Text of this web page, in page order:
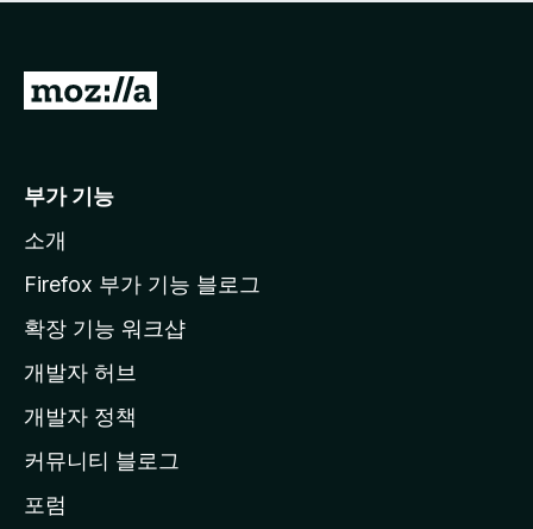
점
습
니
M
l
a
페
이
지
이
동
부가 기능
소개
Firefox 부가 기능 블로그
확장 기능 워크샵
개발자 허브
개발자 정책
커뮤니티 블로그
포럼